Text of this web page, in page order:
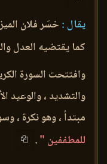
يقال : خسَر فلان
كما يقتضيه العدل
وافتتحت السورة
والتشديد ، والوعيد
مبتدأ ، وهو نكرة ،
للمطففين ".